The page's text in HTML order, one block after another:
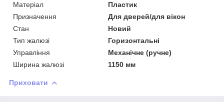
Матеріал
Пластик
Призначення
Для дверей/для вікон
Стан
Новий
Тип жалюзі
Горизонтальні
Управління
Механічне (ручне)
Ширина жалюзі
1150 мм
Приховати